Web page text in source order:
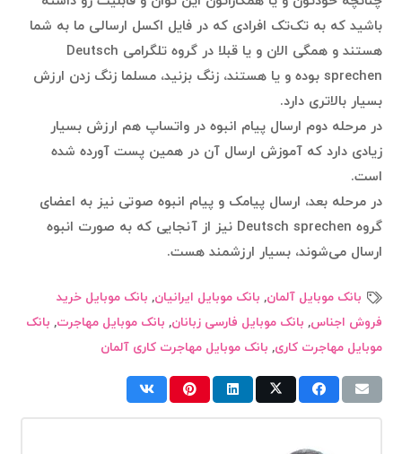
باشید که به تک‌تک افرادی که در فایل اکسل ارسالی ما به شما
هستند و همگی الان و یا قبلا در گروه تلگرامی Deutsch
sprechen بوده و یا هستند، زنگ بزنید، مسلما زنگ زدن ارزش
بسیار بالاتری دارد.
در مرحله دوم ارسال پیام انبوه در واتساپ هم ارزش بسیار
زیادی دارد که آموزش ارسال آن در همین پست آورده شده
است.
در مرحله بعد، ارسال پیامک و پیام انبوه صوتی نیز به اعضای
گروه Deutsch sprechen نیز از آنجایی که به صورت انبوه
ارسال می‌شوند، بسیار ارزشمند هست.
بانک موبایل آلمان, بانک موبایل ایرانیان, بانک موبایل خرید
فروش اجناس, بانک موبایل فارسی زبانان, بانک موبایل مهاجرت, بانک
موبایل مهاجرت کاری, بانک موبایل مهاجرت کاری آلمان